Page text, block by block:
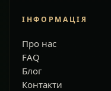
ІНФОРМАЦІЯ
Про нас
FAQ
Блог
Контакти